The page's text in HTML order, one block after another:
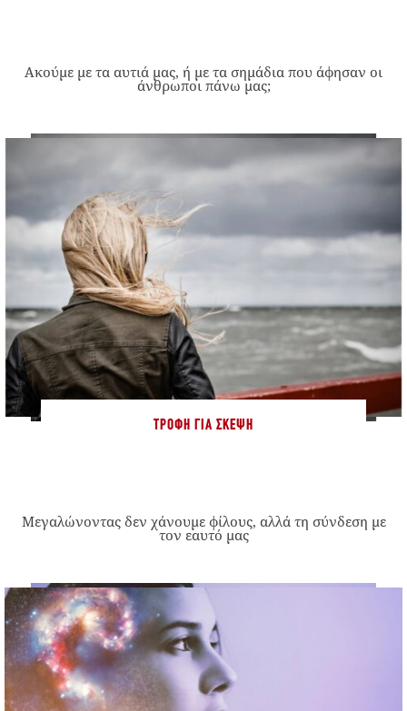
Ακούμε με τα αυτιά μας, ή με τα σημάδια που άφησαν οι
άνθρωποι πάνω μας;
ΤΡΟΦΉ ΓΙΑ ΣΚΈΨΗ
Μεγαλώνοντας δεν χάνουμε φίλους, αλλά τη σύνδεση με
τον εαυτό μας